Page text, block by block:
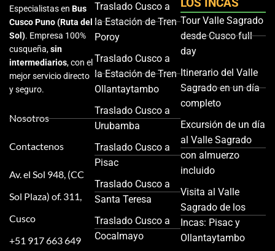
Especialistas en Bus
Cusco Puno (Ruta del
Sol). Empresa 100%
cusqueña,sin
intermediarios, con el
mejor servicio directo
y seguro.
Nosotros
Contactenos
Av. el Sol 948, (CC
Sol Plaza) of. 311,
Cusco
+51 917 663 649
Traslado Cusco a
la Estación de Tren
Poroy
Traslado Cusco a
la Estación de Tren
Ollantaytambo
Traslado Cusco a
Urubamba
Traslado Cusco a
Pisac
Traslado Cusco a
Santa Teresa
Traslado Cusco a
Cocalmayo
Tour Valle Sagrado
desde Cusco full
day
Itinerario del Valle
Sagrado en un día
completo
Excursión de un día
al Valle Sagrado
con almuerzo
incluido
Visita al Valle
Sagrado de los
Incas: Pisac y
Ollantaytambo